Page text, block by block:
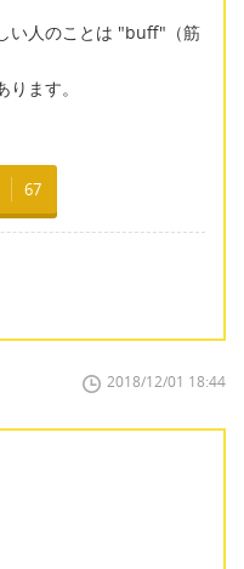
い人のことは "buff"（筋
ます。
67
2018/12/01 18:44